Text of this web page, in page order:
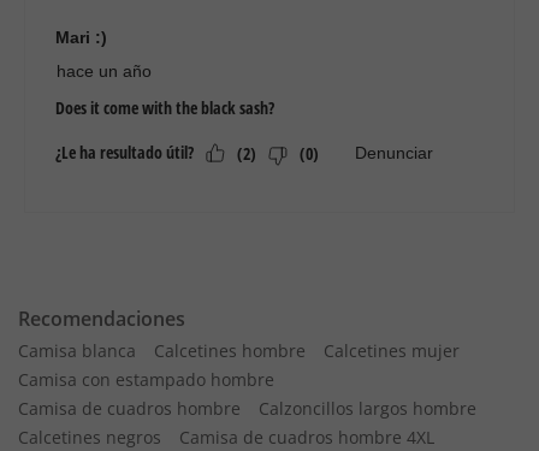
Recomendaciones
Camisa blanca Calcetines hombre
Calcetines mujer
Camisa con estampado hombre
Camisa de cuadros hombre
Calzoncillos largos hombre
Calcetines negros
Camisa de cuadros hombre 4XL